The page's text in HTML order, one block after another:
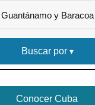
Guantánamo y Baracoa
Buscar por
Conocer Cuba